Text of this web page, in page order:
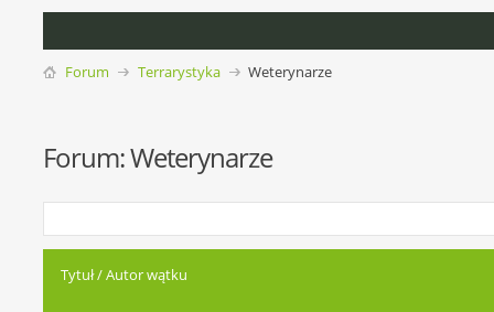
Forum Terrarystyka Weterynarze
Forum:Weterynarze
Tytuł/Autor wątku